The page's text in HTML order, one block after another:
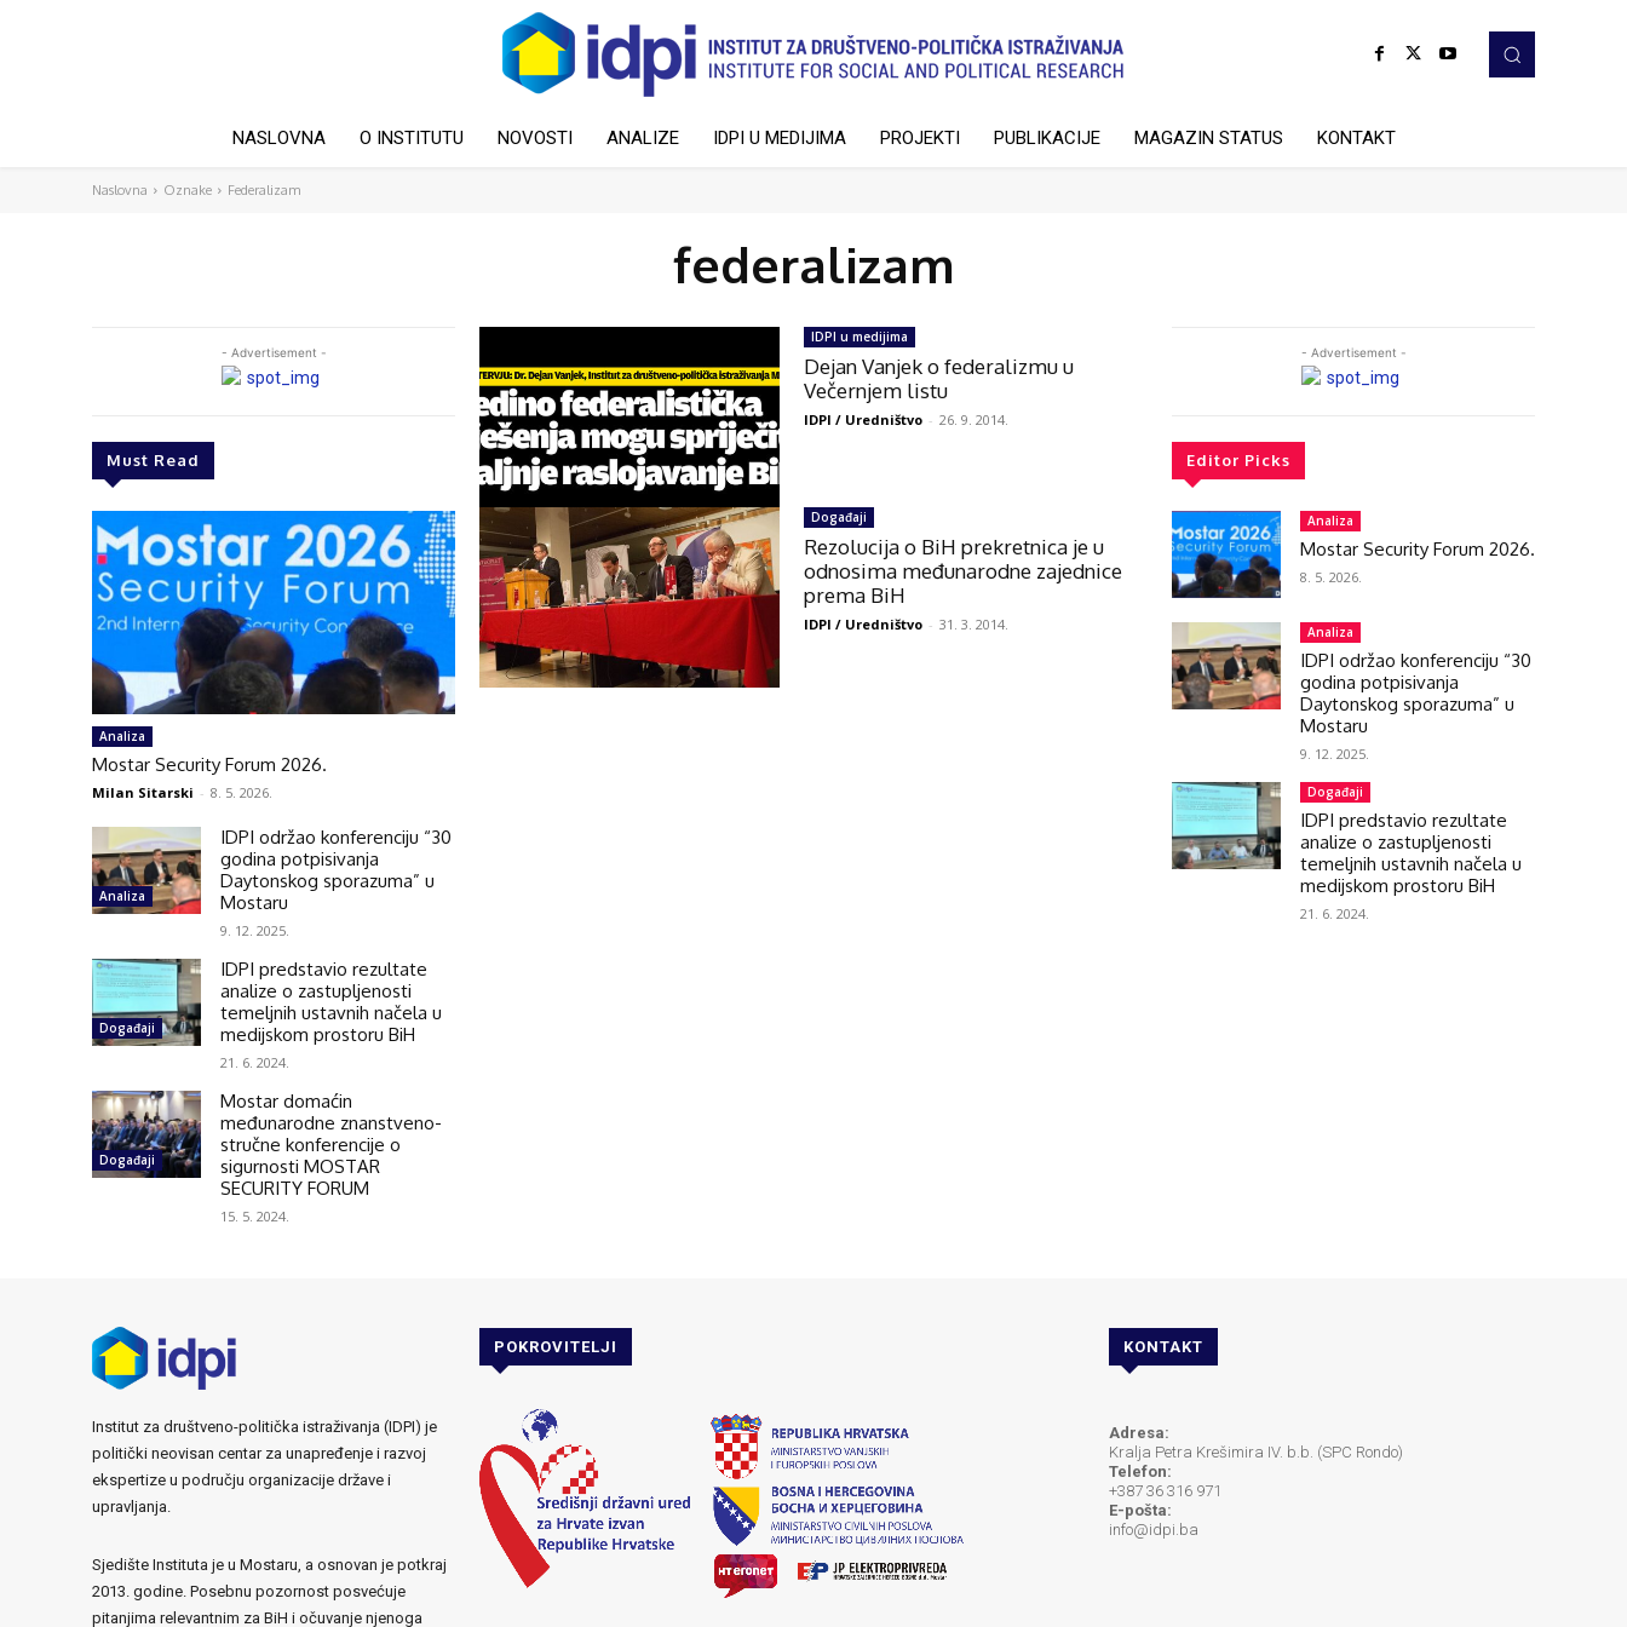
NASLOVNA O INSTITUTU NOVOSTI ANALIZE IDPI U MEDIJIMA PROJEKTI PUBLIKACIJE MAGAZIN STATUS KONTAKT
Naslovna Oznake Federalizam
federalizam
- Advertisement -
Must Read
Analiza
Mostar Security Forum 2026.
Milan Sitarski - 8. 5. 2026.
Analiza
IDPI održao konferenciju “30
godina potpisivanja
Daytonskog sporazuma” u
Mostaru
9. 12. 2025.
Događaji
IDPI predstavio rezultate
analize o zastupljenosti
temeljnih ustavnih načela u
medijskom prostoru BiH
21. 6. 2024.
Događaji
Mostar domaćin
međunarodne znanstveno-
stručne konferencije o
sigurnosti MOSTAR
SECURITY FORUM
15. 5. 2024.
IDPI u medijima
Dejan Vanjek o federalizmu u
Večernjem listu
IDPI / Uredništvo - 26. 9. 2014.
Događaji
Rezolucija o BiH prekretnica je u
odnosima međunarodne zajednice
prema BiH
IDPI / Uredništvo - 31. 3. 2014.
- Advertisement -
Editor Picks
Analiza
Mostar Security Forum 2026.
8. 5. 2026.
Analiza
IDPI održao konferenciju “30
godina potpisivanja
Daytonskog sporazuma” u
Mostaru
9. 12. 2025.
Događaji
IDPI predstavio rezultate
analize o zastupljenosti
temeljnih ustavnih načela u
medijskom prostoru BiH
21. 6. 2024.
Institut za društveno-politička istraživanja (IDPI) je
politički neovisan centar za unapređenje i razvoj
ekspertize u području organizacije države i
upravljanja.
Sjedište Instituta je u Mostaru, a osnovan je potkraj
2013. godine. Posebnu pozornost posvećuje
pitanjima relevantnim za BiH i očuvanje njenoga
POKROVITELJI KONTAKT
Adresa:
Kralja Petra Krešimira IV. b.b. (SPC Rondo)
Telefon:
+387 36 316 971
E-pošta:
info@idpi.ba